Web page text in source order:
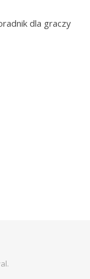
dla graczy
.